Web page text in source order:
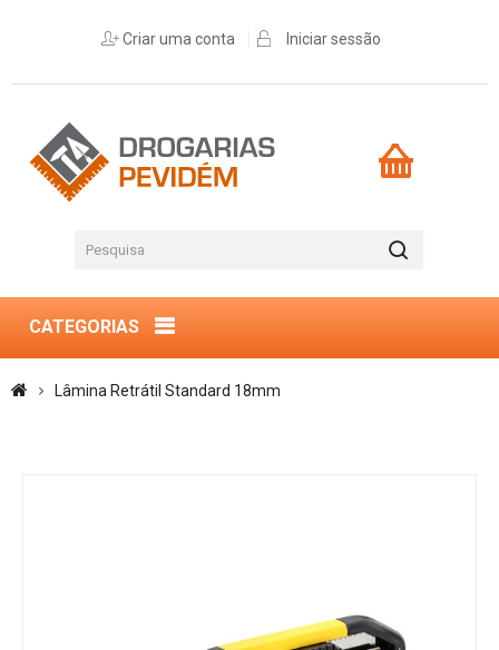
Criar uma conta Iniciar sessão
CATEGORIAS
Lâmina Retrátil Standard 18mm